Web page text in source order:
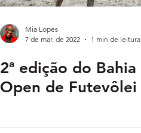
Mia Lopes
7 de mar. de 2022
1 min de leitura
2ª edição do Bahia
Open de Futevôlei